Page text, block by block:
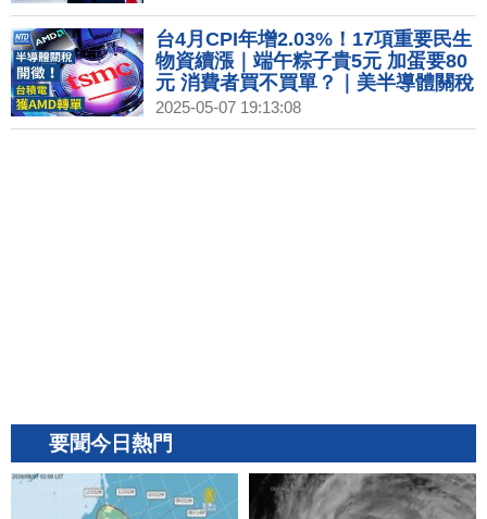
速去中！印度組裝手機產量年增6成
台4月CPI年增2.03%！17項重要民生
物資續漲｜端午粽子貴5元 加蛋要80
元 消費者買不買單？｜美半導體關稅
將公布 台經長：相信可談出好結果｜
川普開徵半導體關稅！對台徵
2025-05-07 19:13:08
要聞今日熱門